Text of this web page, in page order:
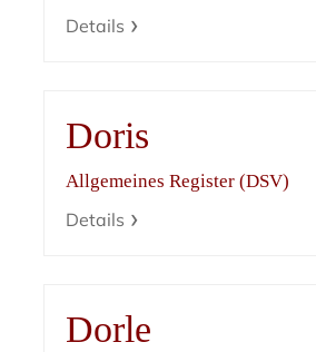
Details
Doris
Allgemeines Register (DSV)
Details
Dorle